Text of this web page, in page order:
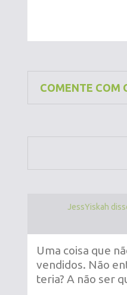
COMENTE COM
JessYiskah
Uma coisa que
vendidos. Não
teria? A não ser